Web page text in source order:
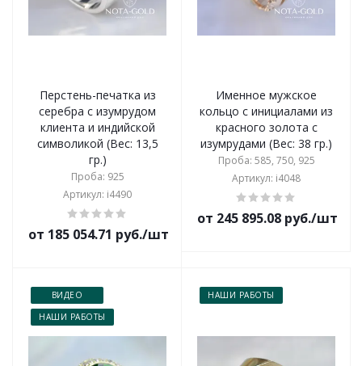
Перстень-печатка из
серебра с изумрудом
клиента и индийской
символикой (Вес: 13,5
гр.)
Проба: 925
Артикул: i4490
от 185 054.71 руб./шт
Именное мужское
кольцо с инициалами из
красного золота с
изумрудами (Вес: 38 гр.)
Проба: 585, 750, 925
Артикул: i4048
от 245 895.08 руб./шт
ВИДЕО
НАШИ РАБОТЫ
НАШИ РАБОТЫ